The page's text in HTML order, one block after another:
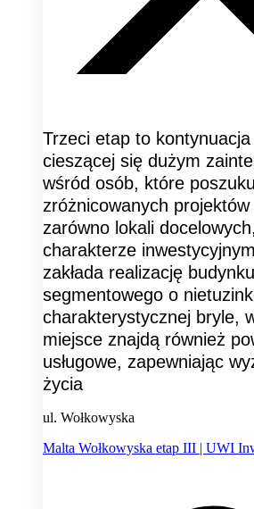
Trzeci etap to
cieszącej się dużym
wśród osób, które
zróżnicowanych
zarówno lokali
charakterze
zakłada realizację
segmentowego o
charakterystycznej bryle,
miejsce znajdą również
usługowe, zapewniając
życia
ul. Wołkowyska
Malta Wołkowyska etap III | UWI